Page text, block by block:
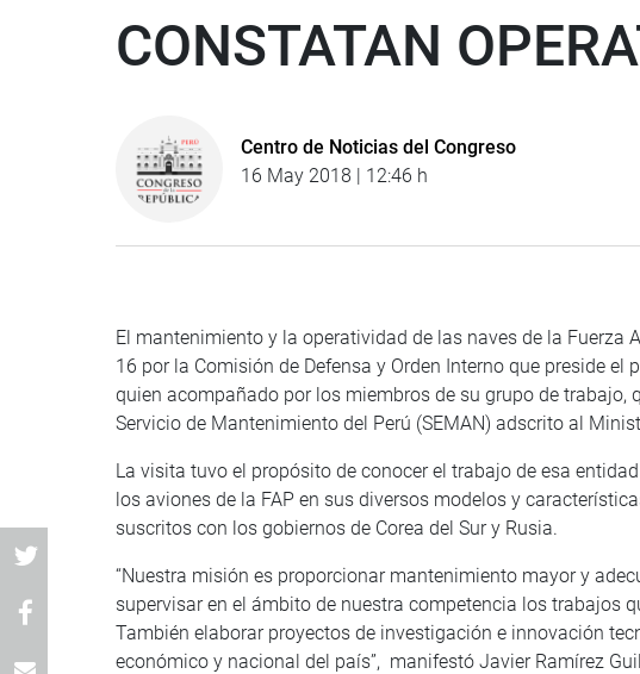
CONSTATAN
Centro de Noticias del Congreso
16 May 2018 | 12:46 h
El mantenimiento y la operatividad de las naves de la Fuerza
16 por la Comisión de Defensa y Orden Interno que preside el
quien acompañado por los miembros de su grupo de trabajo,
Servicio de Mantenimiento del Perú (SEMAN) adscrito al
La visita tuvo el propósito de conocer el trabajo de esa
los aviones de la FAP en sus diversos modelos y
suscritos con los gobiernos de Corea del Sur y Rusia.
“Nuestra misión es proporcionar mantenimiento mayor y
supervisar en el ámbito de nuestra competencia los trabajos
También elaborar proyectos de investigación e innovación
económico y nacional del país”, manifestó Javier Ramírez